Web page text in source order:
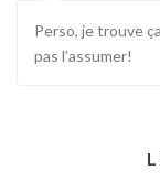
Perso, je trouve
pas l’assumer!